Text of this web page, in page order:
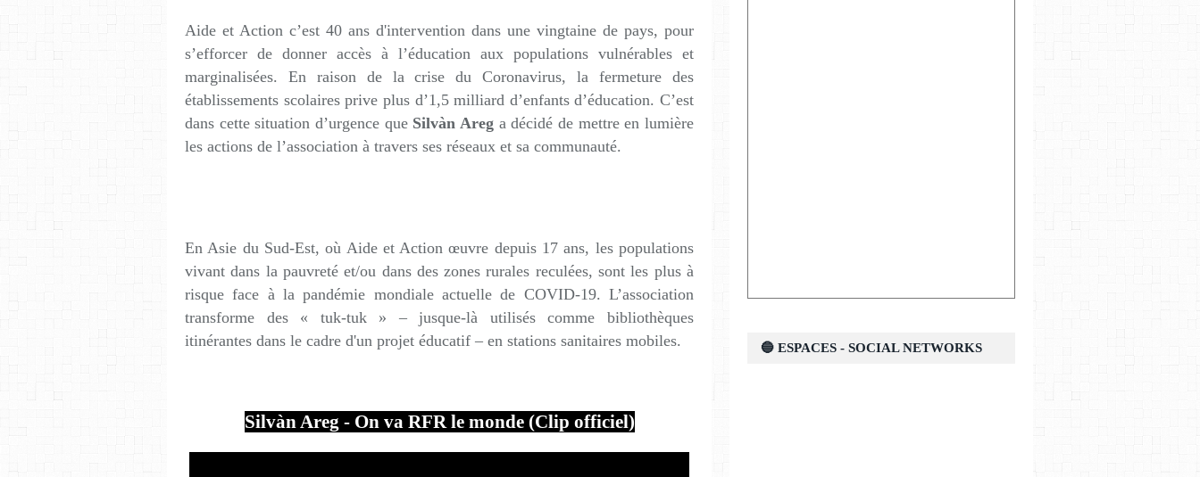
Aide et Action c’est 40 ans d'intervention dans une vingtaine de pays, pour
s’efforcer de donner accès à l’éducation aux populations vulnérables et
marginalisées. En raison de la crise du Coronavirus, la fermeture des
établissements scolaires prive plus d’1,5 milliard d’enfants d’éducation. C’est
dans cette situation d’urgence que Silvàn Areg a décidé de mettre en lumière
les actions de l’association à travers ses réseaux et sa communauté.
En Asie du Sud-Est, où Aide et Action œuvre depuis 17 ans, les populations
vivant dans la pauvreté et/ou dans des zones rurales reculées, sont les plus à
risque face à la pandémie mondiale actuelle de COVID-19. L’association
transforme des « tuk-tuk » – jusque-là utilisés comme bibliothèques
itinérantes dans le cadre d'un projet éducatif – en stations sanitaires mobiles.
Silvàn Areg - On va RFR le monde (Clip officiel)
🔵 ESPACES - SOCIAL NETWORKS